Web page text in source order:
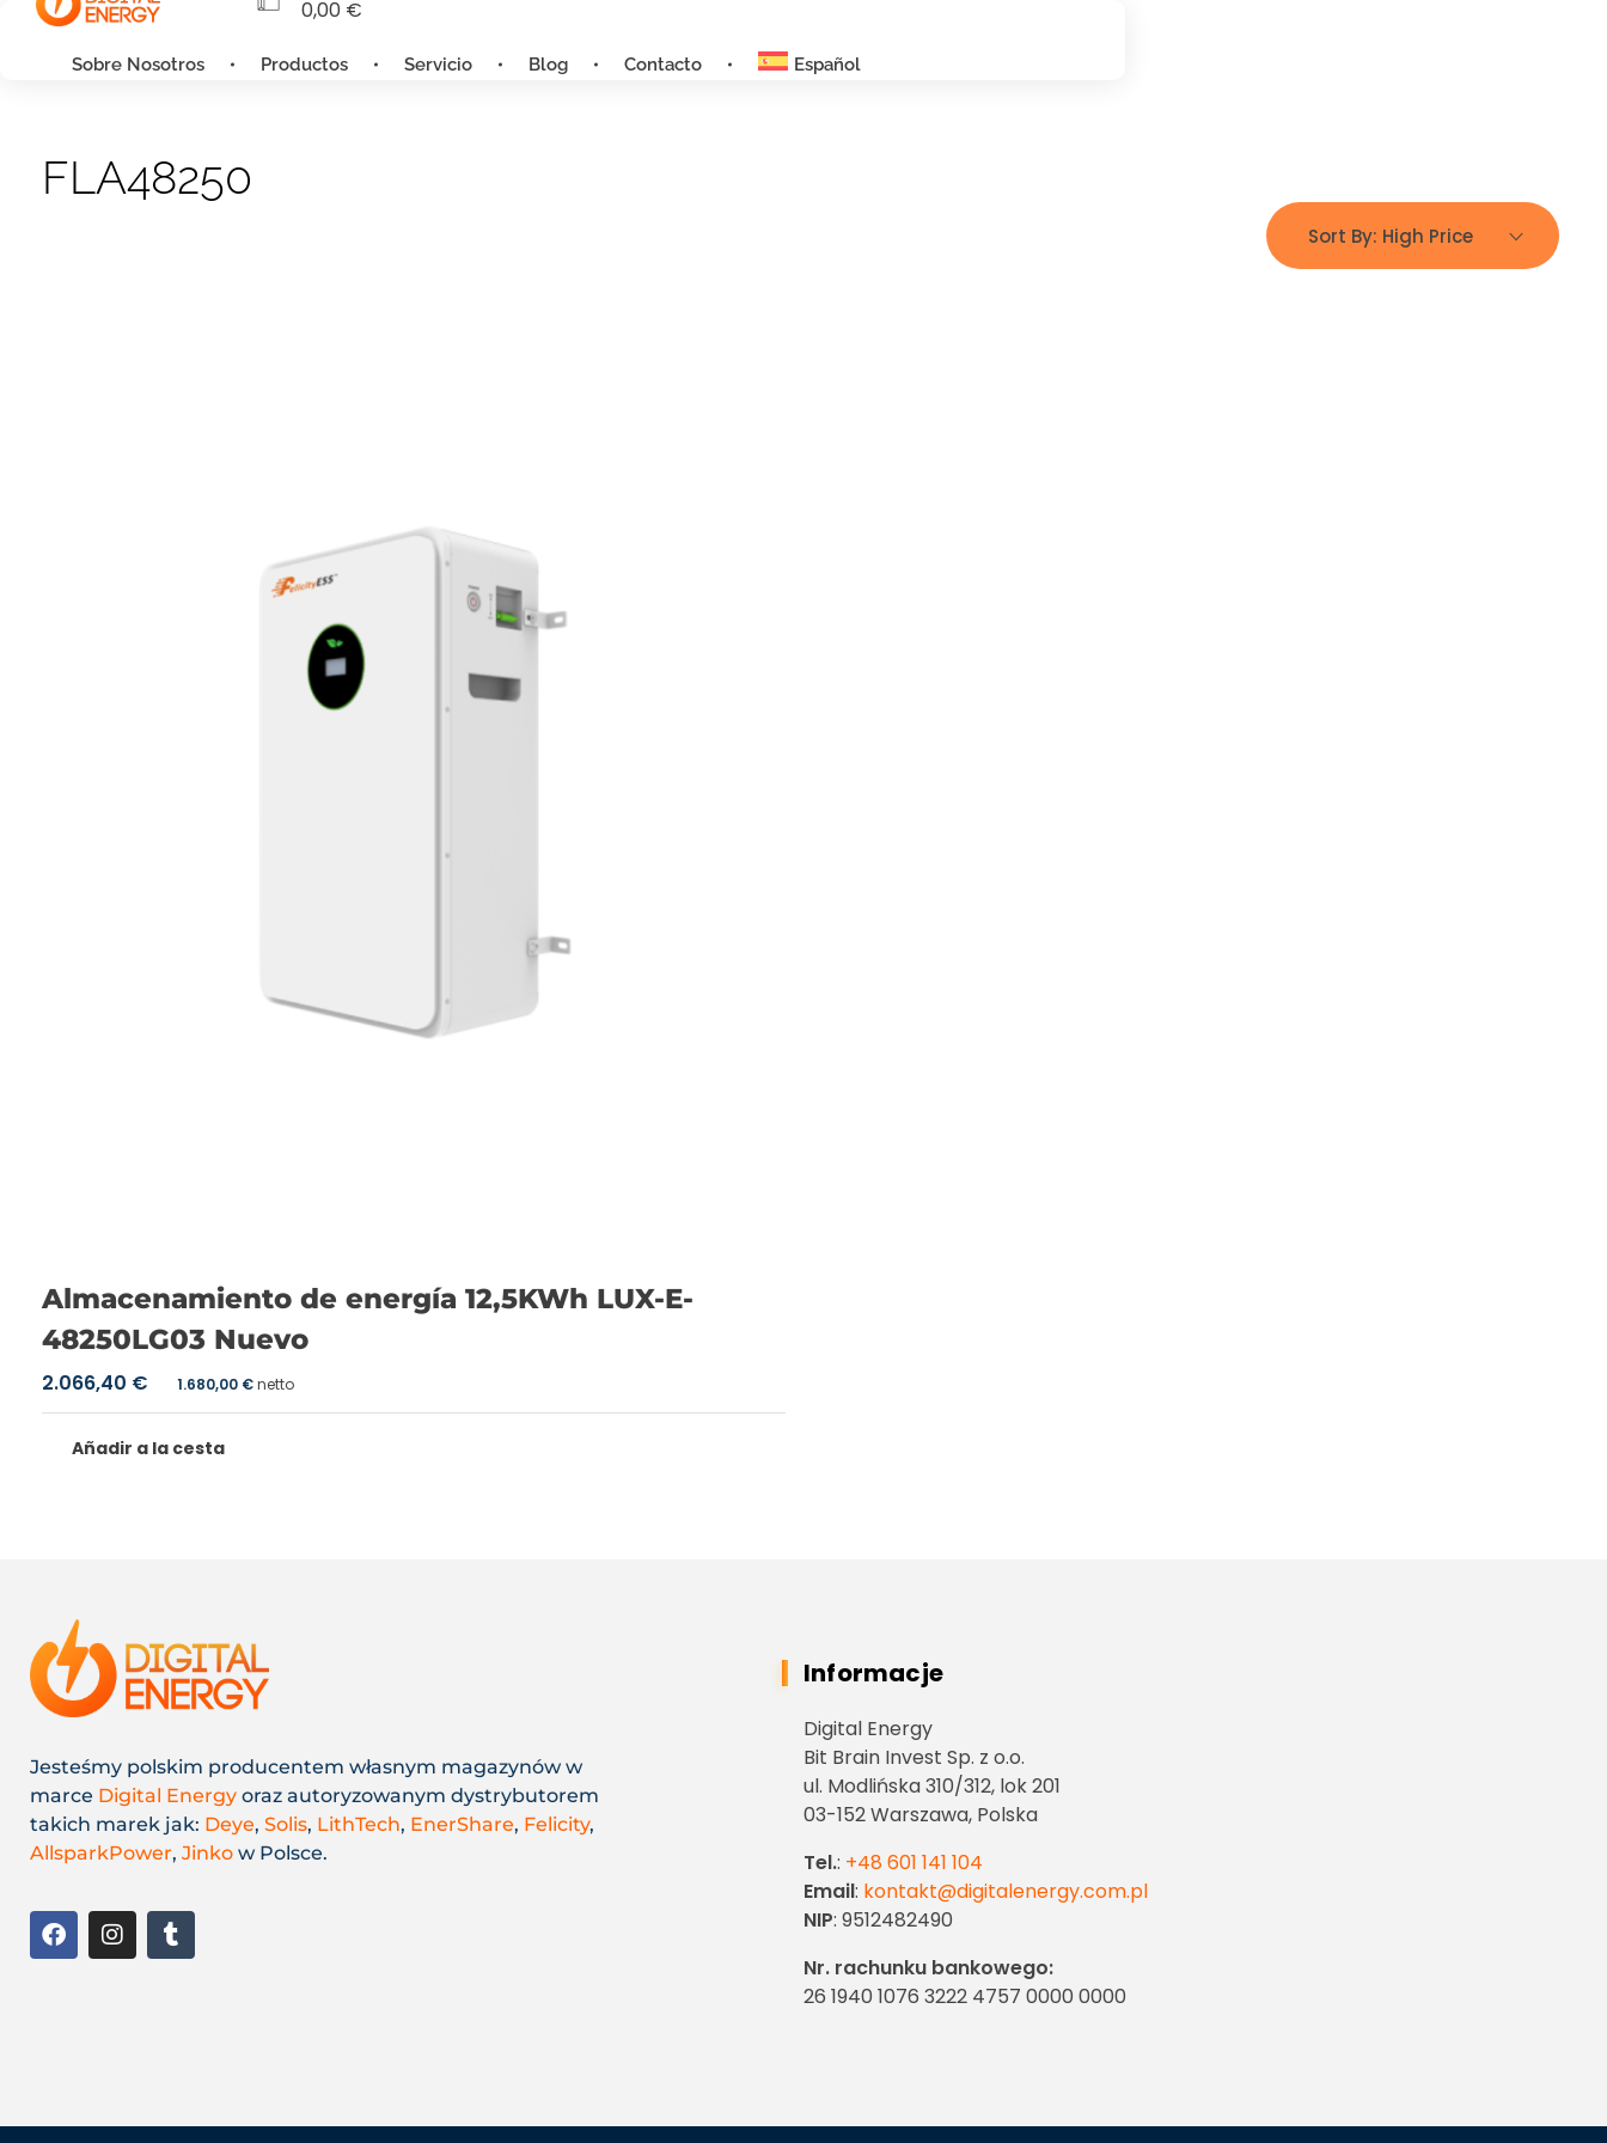
0,00 €
Sobre Nosotros Productos Servicio Blog Contacto Español
FLA48250
Sort By: High Price
Almacenamiento de energía 12,5KWh LUX-E-
48250LG03 Nuevo
2.066,40 € 1.680,00 €netto
Añadir a la cesta
Jesteśmy polskim producentem własnym magazynów w
marce Digital Energy oraz autoryzowanym dystrybutorem
takich marek jak: Deye, Solis, LithTech, EnerShare, Felicity,
AllsparkPower, Jinko w Polsce.
Informacje
Digital Energy
Bit Brain Invest Sp. z o.o.
ul. Modlińska 310/312, lok 201
03-152 Warszawa, Polska
Tel.: +48 601 141 104
Email: kontakt@digitalenergy.com.pl
NIP: 9512482490
Nr. rachunku bankowego:
26 1940 1076 3222 4757 0000 0000